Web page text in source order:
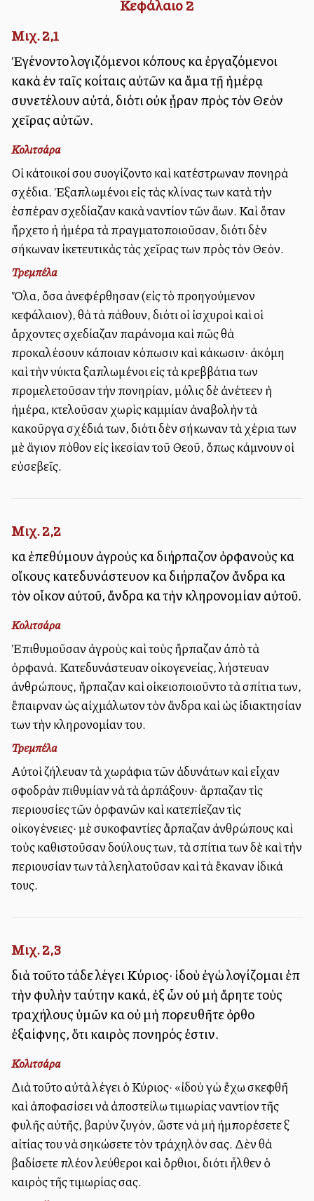
Κεφάλαιο2
Μιχ. 2,1
Ἐγένοντο λογιζόμενοι κόπους καὶ ἐργαζόμενοι
κακὰ ἐν ταῖς κοίταις αὐτῶν καὶ ἅμα τῇ ἡμέρᾳ
συνετέλουν αὐτά, διότι οὐκ ᾖραν πρὸς τὸν Θεὸν
χεῖρας αὐτῶν.
Κολιτσάρα
Οἱ κάτοικοί σου ἐσυλλογίζοντο καὶ κατέστρωναν πονηρὰ
σχέδια. Ἐξαπλωμένοι εἰς τὰς κλίνας των κατὰ τὴν
ἑσπέραν ἐσχεδίαζαν κακὰ ἐναντίον τῶν ἄλλων. Καὶ ὅταν
ἤρχετο ἡ ἡμέρα τὰ ἐπραγματοποιοῦσαν, διότι δὲν
ἐσήκωναν ἰκετευτικὰς τὰς χεῖρας των πρὸς τὸν Θεόν.
Τρεμπέλα
Ὅλα, ὅσα ἀνεφέρθησαν (εἰς τὸ προηγούμενον
κεφάλαιον), θὰ τὰ πάθουν, διότι οἱ ἰσχυροὶ καὶ οἱ
ἄρχοντες ἐσχεδίαζαν παράνομα καὶ πῶς θὰ
προκαλέσουν κάποιαν κόπωσιν καὶ κάκωσιν· ἀκόμη
καὶ τὴν νύκτα ξαπλωμένοι εἰς τὰ κρεββάτια των
ἐπρομελετοῦσαν τὴν πονηρίαν, μόλις δὲ ἀνέτελλεν ἡ
ἡμέρα, ἐκτελοῦσαν χωρὶς καμμίαν ἀναβολὴν τὰ
κακοῦργα σχέδιά των, διότι δὲν ἐσήκωναν τὰ χέρια των
μὲ ἅγιον πόθον εἰς ἱκεσίαν τοῦ Θεοῦ, ὅπως κάμνουν οἱ
εὐσεβεῖς.
Μιχ. 2,2
καὶ ἐπεθύμουν ἀγροὺς καὶ διήρπαζον ὀρφανοὺς καὶ
οἴκους κατεδυνάστευον καὶ διήρπαζον ἄνδρα καὶ
τὸν οἶκον αὐτοῦ, ἄνδρα καὶ τὴν κληρονομίαν αὐτοῦ.
Κολιτσάρα
Ἐπιθυμοῦσαν ἀγροὺς καὶ τοὺς ἤρπαζαν ἀπὸ τὰ
ὀρφανά. Κατεδυνάστευαν οἰκογενείας, ἐλήστευαν
ἀνθρώπους, ἥρπαζαν καὶ οἰκειοποιοῦντο τὰ σπίτια των,
ἔπαιρναν ὡς αἰχμάλωτον τὸν ἄνδρα καὶ ὡς ἰδιακτησίαν
των τὴν κληρονομίαν του.
Τρεμπέλα
Αὐτοὶ ἐζήλευαν τὰ χωράφια τῶν ἀδυνάτων καὶ εἶχαν
σφοδρὰν ἐπιθυμίαν νὰ τὰ ἀρπάξουν· ἅρπαζαν τὶς
περιουσίες τῶν ὀρφανῶν καὶ κατεπίεζαν τὶς
οἰκογένειες· μὲ συκοφαντίες ἅρπαζαν ἀνθρώπους καὶ
τοὺς καθιστοῦσαν δούλους των, τὰ σπίτια των δὲ καὶ τὴν
περιουσίαν των τὰ ἐλεηλατοῦσαν καὶ τὰ ἔκαναν ἰδικά
τους.
Μιχ. 2,3
διὰ τοῦτο τάδε λέγει Κύριος· ἰδοὺ ἐγὼ λογίζομαι ἐπὶ
τὴν φυλὴν ταύτην κακά, ἐξ ὧν οὐ μὴ ἄρητε τοὺς
τραχήλους ὑμῶν καὶ οὐ μὴ πορευθῆτε ὀρθοὶ
ἐξαίφνης, ὅτι καιρὸς πονηρός ἐστιν.
Κολιτσάρα
Διὰ τοῦτο αὐτὰ λέγει ὁ Κύριος· «ἰδοὺ ἐγὼ ἔχω σκεφθῆ
καὶ ἀποφασίσει νὰ ἀποστείλω τιμωρίας ἐναντίον τῆς
φυλῆς αὐτῆς, βαρὺν ζυγόν, ὥστε νὰ μὴ ἠμπορέσετε ἐξ
αἰτίας του νὰ σηκώσετε τὸν τράχηλόν σας. Δὲν θὰ
βαδίσετε πλέον ἐλεύθεροι καὶ ὄρθιοι, διότι ἦλθεν ὁ
καιρὸς τῆς τιμωρίας σας.